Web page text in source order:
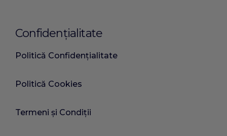
Confidențialitate
Politică Confidențialitate
Politică Cookies
Termeni și Condiții